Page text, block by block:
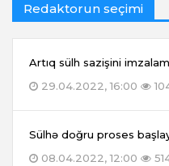
Redaktorun seçimi
Artıq sülh sazişini
29.04.2022, 16:00
Sülhə doğru proses
08.04.2022, 12:00